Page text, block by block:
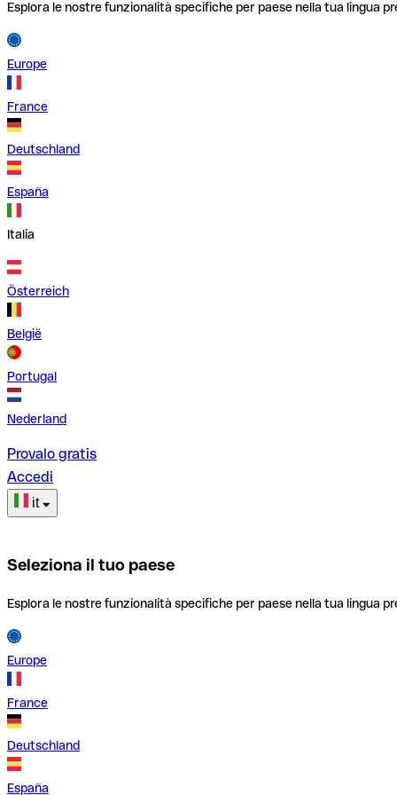
Esplora le nostre funzionalità specifiche per paese nella tua lingua
Europe
France
Deutschland
España
Italia
Österreich
België
Portugal
Nederland
Provalo gratis
Accedi
it
Seleziona il tuo paese
Esplora le nostre funzionalità specifiche per paese nella tua lingua
Europe
France
Deutschland
España